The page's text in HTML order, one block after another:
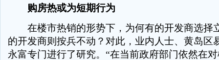
购房热或为短期行为
在楼市热销的形势下，为何有的开发商选择
的开发商则按兵不动？对此，业内人士、黄岛区
永富专门进行了研究。“在当前政府部门依然在